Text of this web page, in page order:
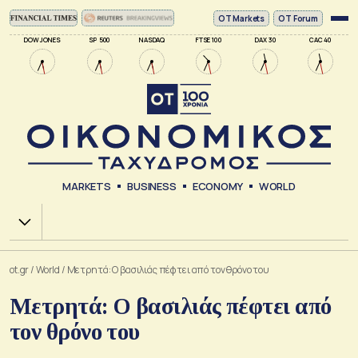
DOW JONES SP 500 NASDAQ FTSE 100 DAX 30 CAC 40
ΟΤ Markets OT Forum
MARKETS BUSINESS ECONOMY WORLD
Χ.Α.
ot.gr/World / Μετρητά: Ο βασιλιάς πέφτει από τον θρόνο του
Μετρητά: Ο βασιλιάς πέφτει από
τον θρόνο του